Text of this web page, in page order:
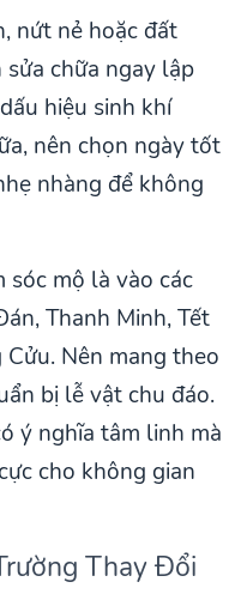
nứt nẻ hoặc đất
chữa ngay lập
hiệu sinh khí
nên chọn ngày tốt
nhàng để không
sóc mộ là vào các
Thanh Minh, Tết
Nên mang theo
bị lễ vật chu đáo.
ý nghĩa tâm linh mà
cho không gian
Thay Đổi